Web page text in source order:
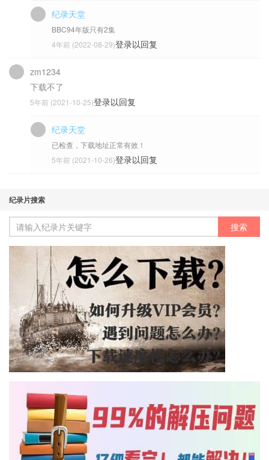
纪录天堂
BBC94年版只有2集
4年前 (2022-08-29)登录以回复
zm1234
下载不了
5年前 (2021-10-25)登录以回复
纪录天堂
已检查，下载地址正常有效！
5年前 (2021-10-26)登录以回复
纪录片搜索